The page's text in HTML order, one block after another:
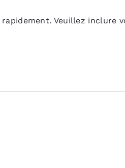
Veuillez inclure